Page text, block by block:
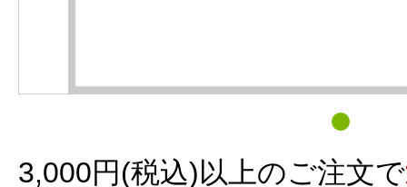
3,000円(税込)以上のご注文で